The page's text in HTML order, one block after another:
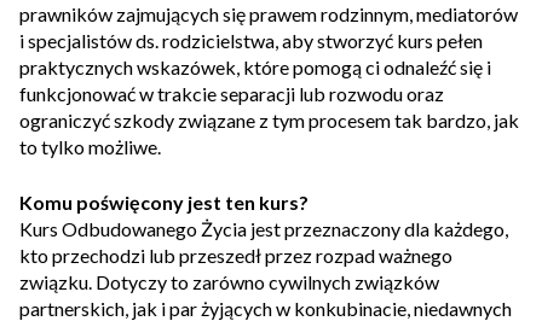
prawników zajmujących się prawem rodzinnym, mediatorów
i specjalistów ds. rodzicielstwa, aby stworzyć kurs pełen
praktycznych wskazówek, które pomogą ci odnaleźć się i
funkcjonować w trakcie separacji lub rozwodu oraz
ograniczyć szkody związane z tym procesem tak bardzo, jak
to tylko możliwe.
Komu poświęcony jest ten kurs?
Kurs Odbudowanego Życia jest przeznaczony dla każdego,
kto przechodzi lub przeszedł przez rozpad ważnego
związku. Dotyczy to zarówno cywilnych związków
partnerskich, jak i par żyjących w konkubinacie, niedawnych